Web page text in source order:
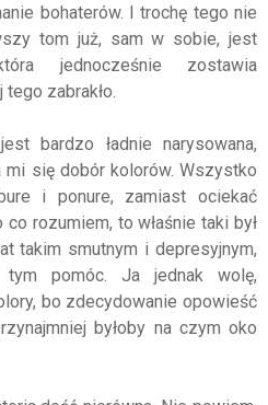
bohaterów. I trochę tego nie
tom już, sam w sobie, jest
jednocześnie zostawia
zabrakło.
bardzo ładnie narysowana,
się dobór kolorów. Wszystko
i ponure, zamiast ociekać
rozumiem, to właśnie taki był
takim smutnym i depresyjnym,
pomóc. Ja jednak wolę,
bo zdecydowanie opowieść
byłoby na czym oko